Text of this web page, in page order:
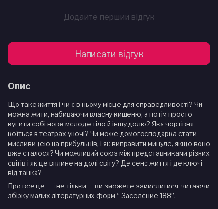
Додайте перший відгук
Написати відгук
Опис
Що таке життя і чи є в ньому місце для справедливості? Чи
можна жити, набиваючи власну кишеню, а потім просто
купити собі нове молоде тіло й іншу долю? Яка чортівня
коїться в театрах уночі? Чи може домогосподарка стати
мисливицею на прибульців, і як виправити минуле, якщо воно
вже сталося? Чи можливий союз між представниками різних
світів і як це вплине на долі світу? Де сенс життя і де ключі
від танка?
Про все це — і не тільки — ви зможете замислитися, читаючи
збірку малих літературних форм “ Заселение 188”.